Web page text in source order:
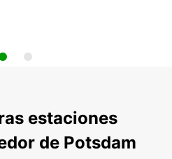
estaciones
de Potsdam